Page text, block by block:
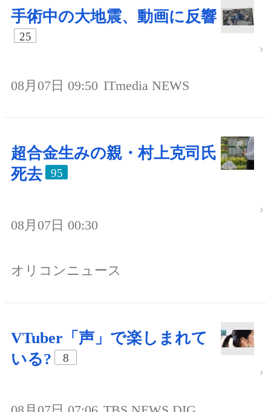
手術中の大地震、動画に反響
25
08月07日 09:50 ITmedia NEWS
超合金生みの親・村上克司氏
死去
95
08月07日 00:30
オリコンニュース
VTuber「声」で楽しまれて
いる?
8